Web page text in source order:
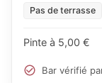
Pas de terrasse
Pinte à 5,00 €
Bar vérifié